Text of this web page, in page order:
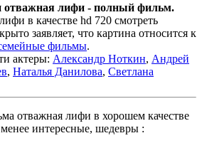
отважная лифи - полный фильм.
в качестве hd 720 смотреть
заявляет, что картина относится к
фильмы.
актеры: Александр Ноткин, Андрей
, Наталья Данилова, Светлана
отважная лифи в хорошем качестве
интересные, шедевры :